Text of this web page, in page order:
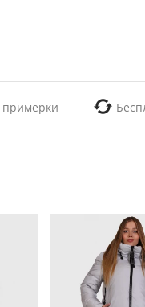
примерки